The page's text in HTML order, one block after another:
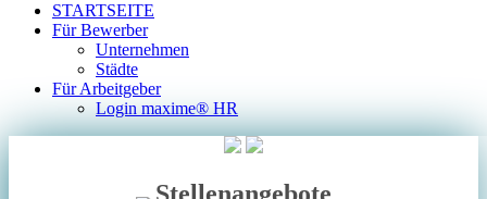
STARTSEITE
Für Bewerber
Unternehmen
Städte
Für Arbeitgeber
Login maxime® HR